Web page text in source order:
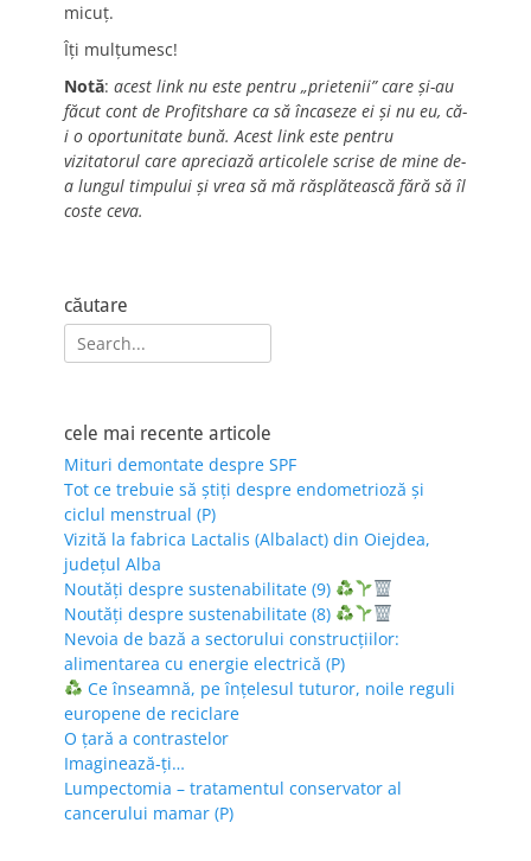
micuț.
Îți mulțumesc!
Notă: acest link nu este pentru „prietenii” care și-au
făcut cont de Profitshare ca să încaseze ei și nu eu, că-
i o oportunitate bună. Acest link este pentru
vizitatorul care apreciază articolele scrise de mine de-
a lungul timpului și vrea să mă răsplătească fără să îl
coste ceva.
căutare
Search
for:
cele mai recente articole
Mituri demontate despre SPF
Tot ce trebuie să știți despre endometrioză și
ciclul menstrual (P)
Vizită la fabrica Lactalis (Albalact) din Oiejdea,
județul Alba
Noutăți despre sustenabilitate (9)
Noutăți despre sustenabilitate (8)
Nevoia de bază a sectorului construcțiilor:
alimentarea cu energie electrică (P)
Ce înseamnă, pe înțelesul tuturor, noile reguli
europene de reciclare
O țară a contrastelor
Imaginează-ți…
Lumpectomia – tratamentul conservator al
cancerului mamar (P)